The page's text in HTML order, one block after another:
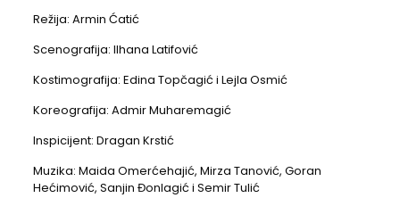
Režija: Armin Ćatić
Scenografija: Ilhana Latifović
Kostimografija: Edina Topčagić i Lejla Osmić
Koreografija: Admir Muharemagić
Inspicijent: Dragan Krstić
Muzika: Maida Omerćehajić, Mirza Tanović, Goran
Hećimović, Sanjin Đonlagić i Semir Tulić